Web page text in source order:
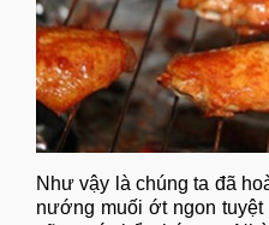
Như vậy là chúng ta đã
nướng muối ớt ngon